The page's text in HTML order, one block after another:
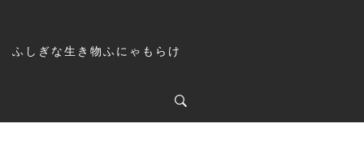
ふしぎな生き物ふにゃもらけ